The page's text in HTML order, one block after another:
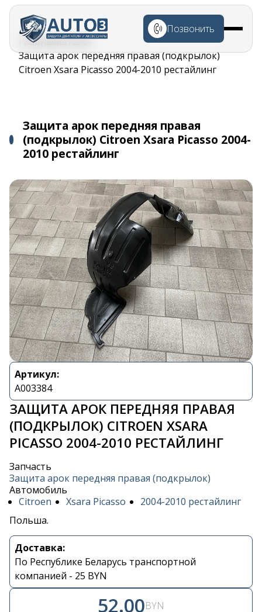
Перейти к
основному
содержанию
Позвонить
Строка
навигации
ГлавнаяКаталог
Защита арок передняя правая (подкрылок)
Citroen Xsara Picasso 2004-2010 рестайлинг
Защита арок передняя правая
(подкрылок) Citroen Xsara Picasso 2004-
2010 рестайлинг
Артикул:
A003384
ЗАЩИТА АРОК ПЕРЕДНЯЯ ПРАВАЯ
(ПОДКРЫЛОК) CITROEN XSARA
PICASSO 2004-2010 РЕСТАЙЛИНГ
Запчасть
Защита арок передняя правая (подкрылок)
Автомобиль
Citroen
Xsara Picasso
2004-2010 рестайлинг
Польша.
Доставка:
По Республике Беларусь транспортной
компанией - 25 BYN
52.00BYN
Контакты
+375 29 870 15 80